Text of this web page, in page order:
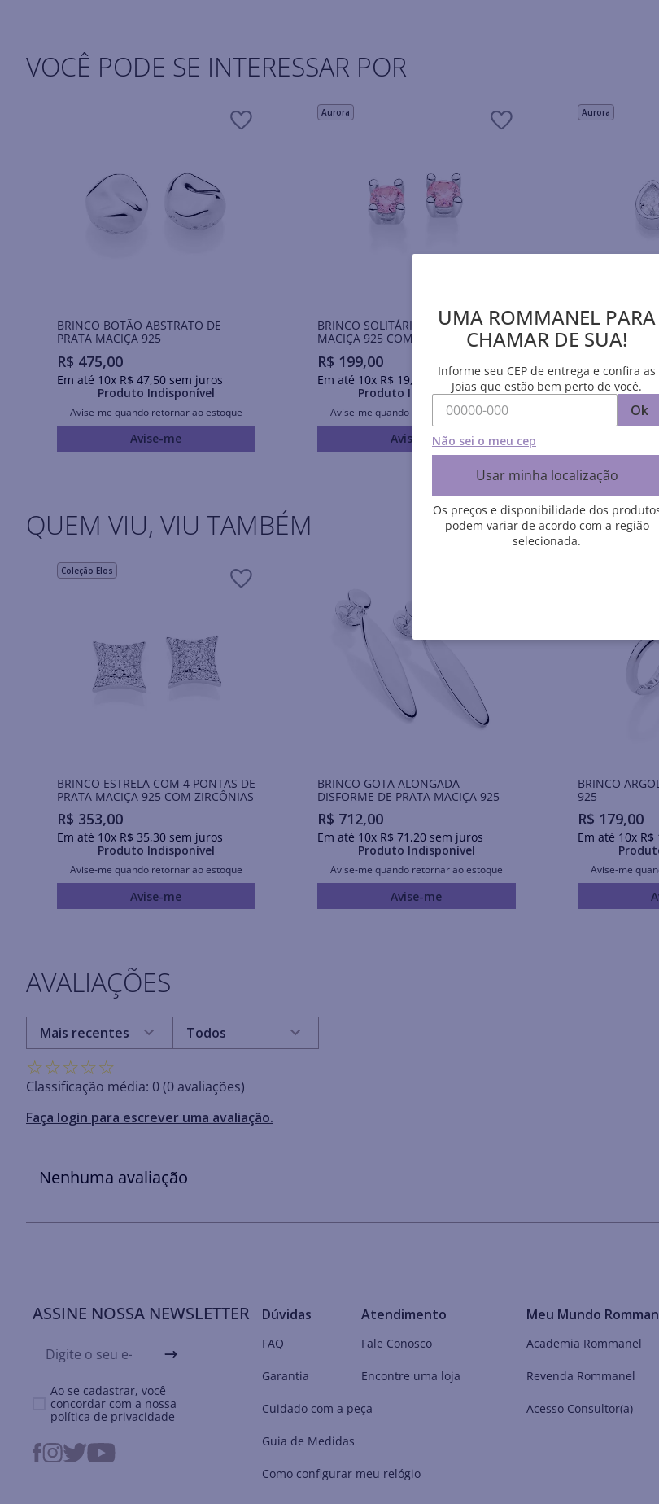
VOCÊ PODE SE INTERESSAR POR
BRINCO BOTÃO ABSTRATO DE
PRATA MACIÇA 925
R$ 475,00
Em até 10x R$ 47,50sem juros
Produto Indisponível
Avise-me quando retornar ao estoque
Avise-me
Aurora
BRINCO SOLITÁRIO DE PRATA
MACIÇA 925 COM ZIRCÔNIAS
R$ 199,00
Em até 10x R$ 19,
sem juros
Produto Indisponível
Avise-me quando retornar ao estoque
Avise-me
Aurora
BRINCO
925 COM
Em até10x R$
Avise-me
QUEM VIU, VIU TAMBÉM
Coleção Elos
BRINCO ESTRELA COM 4 PONTAS DE
PRATA MACIÇA 925 COM ZIRCÔNIAS
R$ 353,00
Em até 10x R$ 35,30sem juros
Produto Indisponível
Avise-me quando retornar ao estoque
Avise-me
BRINCO GOTA ALONGADA
DISFORME DE PRATA MACIÇA 925
R$ 712,00
Em até 10x R$ 71 ,20sem juros
Produto Indisponível
Avise-me quando retornar ao estoque
Avise-me
BRINCO
925
R$ 179,00
Em até 10x R$
Avise-me
AVALIAÇÕES
☆☆☆☆☆
Classificação média: 0(0 avaliações)
Faça login para escrever uma avaliação.
Mais recentes Todos
Nenhuma avaliação
ASSINE NOSSA NEWSLETTER
Ao se cadastrar, você
concordar com a nossa
política de privacidade
Dúvidas
FAQ
Garantia
Cuidado com a peça
Guia de Medidas
Como configurar meu relógio
Atendimento
Fale Conosco
Encontre uma loja
Meu Mundo
Academia Rommanel
Revenda Rommanel
Acesso Consultor(a)
UMA ROMMANEL PARA
CHAMAR DE SUA!
Informe seu CEP de entrega e confira as
Joias que estão bem perto de você.
Ok
Não sei o meu cep
Usar minha localização
Os preços e disponibilidade dos
podem variar de acordo com a região
selecionada.